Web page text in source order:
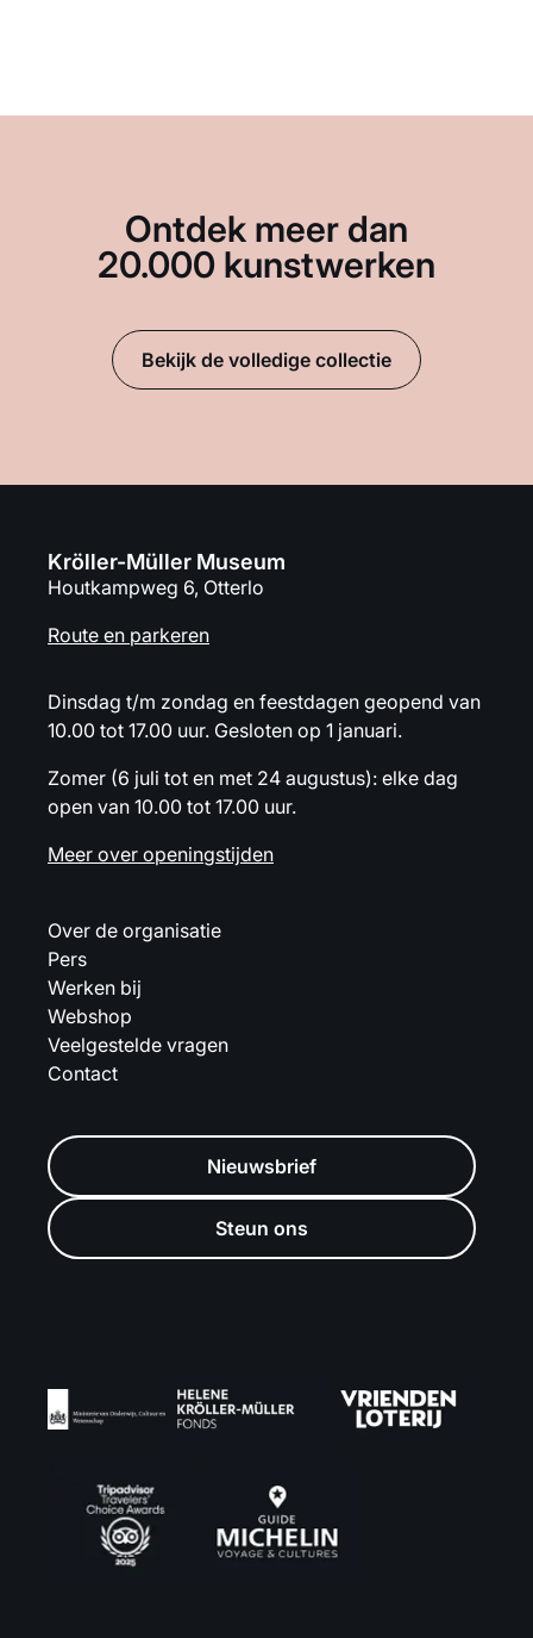
Ontdek meer dan
20.000 kunstwerken
Bekijk de volledige collectie
Kröller-Müller Museum
Houtkampweg 6, Otterlo
Route en parkeren
Dinsdag t/m zondag en feestdagen geopend van
10.00 tot 17.00 uur. Gesloten op 1 januari.
Zomer (6 juli tot en met 24 augustus): elke dag
open van 10.00 tot 17.00 uur.
Meer over openingstijden
Over de organisatie
Pers
Werken bij
Webshop
Veelgestelde vragen
Contact
Nieuwsbrief
Steun ons